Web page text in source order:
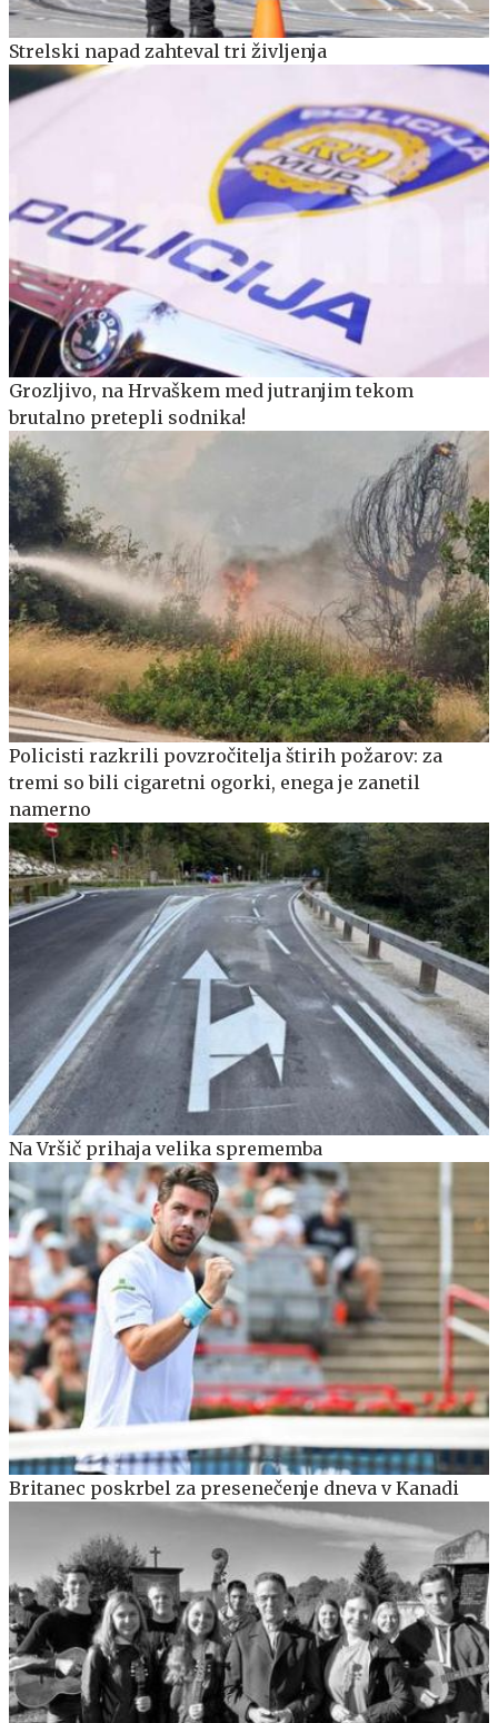
Strelski napad zahteval tri življenja
Grozljivo, na Hrvaškem med jutranjim tekom
brutalno pretepli sodnika!
Policisti razkrili povzročitelja štirih požarov: za
tremi so bili cigaretni ogorki, enega je zanetil
namerno
Na Vršič prihaja velika sprememba
Britanec poskrbel za presenečenje dneva v Kanadi